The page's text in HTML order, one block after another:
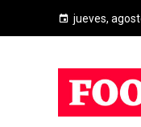
jueves,